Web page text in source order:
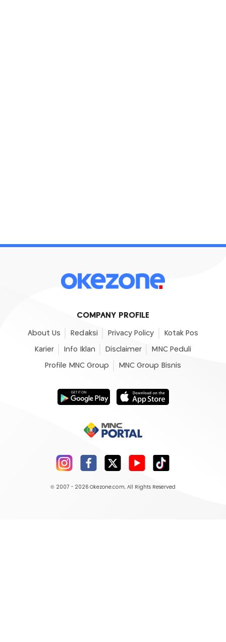
COMPANY PROFILE
About Us Redaksi Privacy Policy Kotak Pos
Karier Info Iklan Disclaimer MNC Peduli
Profile MNC Group MNC Group Bisnis
© 2007 - 2026 Okezone.com, All Rights Reserved